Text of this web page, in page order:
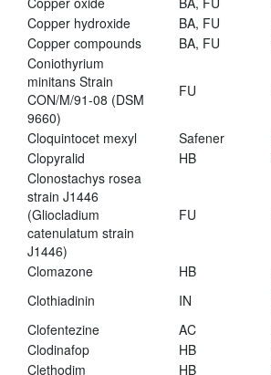
Copper hydroxide
BA, FU
Copper compounds
BA, FU
Coniothyrium
minitans Strain
CON/M/91-08 (DSM
9660)
FU
Cloquintocet mexyl Safener
Clopyralid
HB
Clonostachys rosea
strain J1446
(Gliocladium
catenulatum strain
J1446)
FU
Clomazone HB
Clothiadinin
IN
Clofentezine
AC
Clodinafop
HB
Clethodim
HB